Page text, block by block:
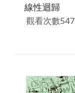
線性迴歸
觀看次數547